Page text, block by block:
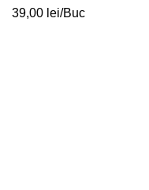
39,00 lei/Buc